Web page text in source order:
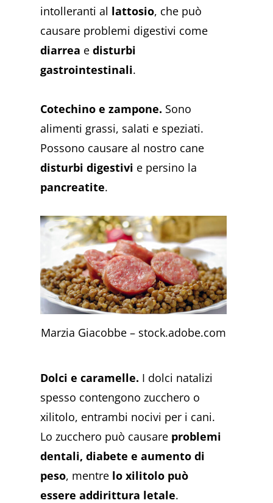
intolleranti al lattosio, che può
causare problemi digestivi come
diarrea edisturbi
gastrointestinali​​.
Cotechino e zampone. Sono
alimenti grassi, salati e speziati.
Possono causare al nostro cane
disturbi digestivi e persino la
pancreatite.
Marzia Giacobbe – stock.adobe.com
Dolci e caramelle. I dolci natalizi
spesso contengono zucchero o
xilitolo, entrambi nocivi per i cani.
Lo zucchero può causare problemi
dentali, diabete e aumento di
peso, mentre lo xilitolo può
essere addirittura letale​​.